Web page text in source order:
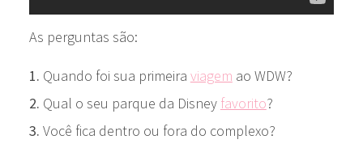
As perguntas são:
1. Quando foi sua primeira viagem ao WDW?
2. Qual o seu parque da Disney favorito?
3. Você fica dentro ou fora do complexo?